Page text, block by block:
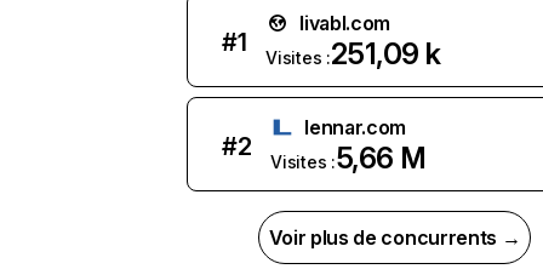
#1
livabl.com
Visites :251,09 k
#2
lennar.com
Visites :5,66 M
Voir plus de concurrents →